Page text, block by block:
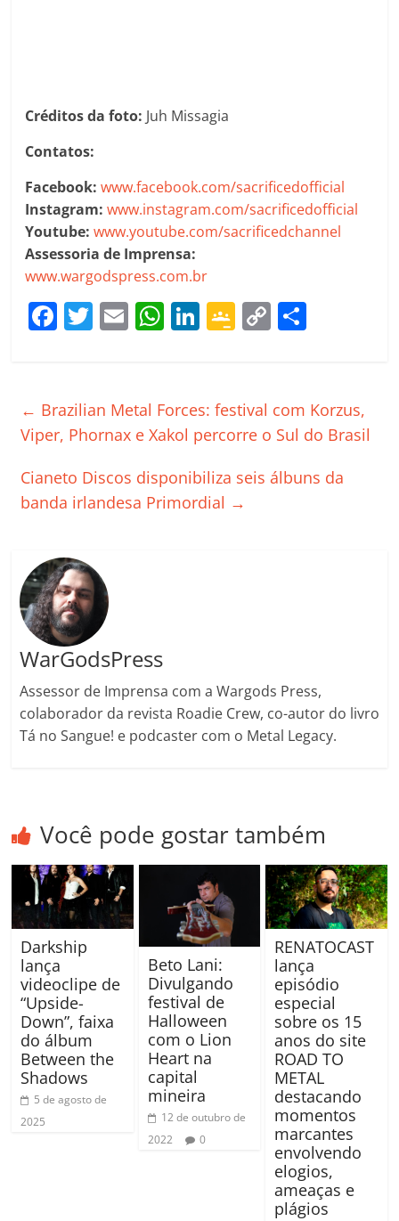
Créditos da foto: Juh Missagia
Contatos:
Facebook:www.facebook.com/sacrificedofficial
Instagram:www.instagram.com/sacrificedofficial
Youtube:www.youtube.com/sacrificedchannel
Assessoria de Imprensa:
www.wargodspress.com.br
F
a
e
b
o
k
T
w
er
E
m
l
W
h
s
A
p
Li
n
e
dI
G
o
gl
e
a
ss
C
o
y
Li
k
p
ar
h
← Brazilian Metal Forces: festival com Korzus,
Viper, Phornax e Xakol percorre o Sul do Brasil
Cianeto Discos disponibiliza seis álbuns da
banda irlandesa Primordial →
WarGodsPress
Assessor de Imprensa com a Wargods Press,
colaborador da revista Roadie Crew, co-autor do livro
Tá no Sangue! e podcaster com o Metal Legacy.
Você pode gostar também
Darkship
lança
videoclipe de
“Upside-
Down”, faixa
do álbum
Between the
Shadows
5 de agosto de
2025
Beto Lani:
Divulgando
festival de
Halloween
com o Lion
Heart na
capital
mineira
12 de outubro de
2022
0
RENATOCAST
lança
episódio
especial
sobre os 15
anos do site
ROAD TO
METAL
destacando
momentos
marcantes
envolvendo
elogios,
ameaças e
plágios